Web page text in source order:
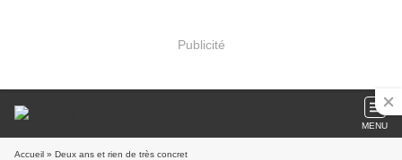
Publicité
MENU
Accueil » Deux ans et rien de très concret